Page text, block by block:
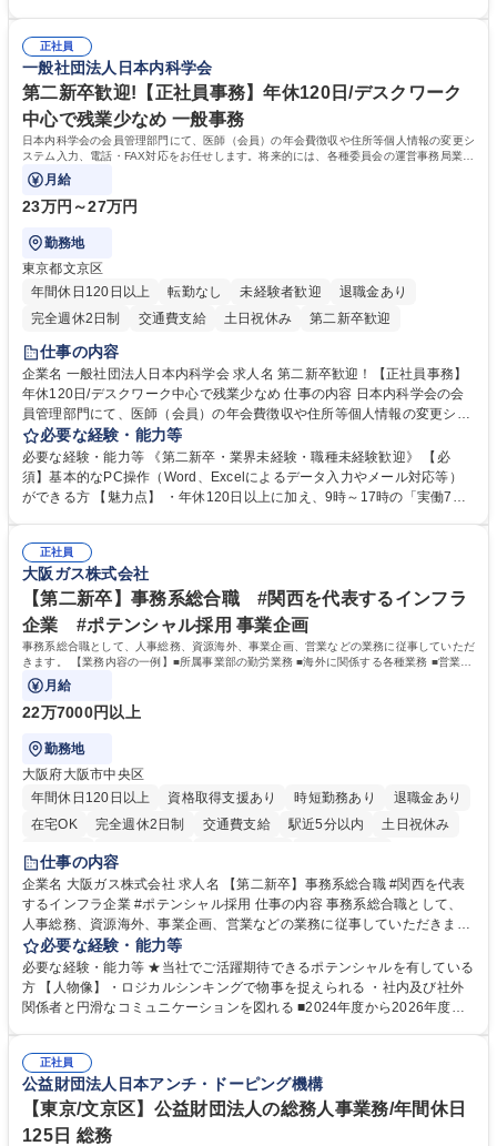
道路施設や道路工事現場の見学ツアー事業 ※入社後は上記いずれかの部門
へ配属。※業務内容変更の範囲：会社の定める業務 募集職種 【都庁グル
ープ】総合職（事務）◇残業月平均9時間未満／有給年平均16日取得
部門など多岐に渡る業務を経験できます。 ■様々なプロジェクト：駐車場
事業の他、新宿駅西口広場内に設置された照明を兼ねた広告「ブライトサ
イン」の管理運営を行うなど、事業収益を生み出す活動を積極的に行って
います。 学歴・資格 学歴：大学院 大学 高専 短大 専修学校 高校 語学力：
資格：
正社員
一般社団法人日本内科学会
第二新卒歓迎!【正社員事務】年休120日/デスクワーク
中心で残業少なめ 一般事務
日本内科学会の会員管理部門にて、医師（会員）の年会費徴収や住所等個人情報の変更シ
ステム入力、電話・FAX対応をお任せします。将来的には、各種委員会の運営事務局業務
などにも幅広く携わっていただきます。
月給
23万円～27万円
勤務地
東京都文京区
年間休日120日以上
転勤なし 未経験者歓迎
退職金あり
完全週休2日制
交通費支給 土日祝休み 第二新卒歓迎
仕事の内容
企業名 一般社団法人日本内科学会 求人名 第二新卒歓迎！【正社員事務】
年休120日/デスクワーク中心で残業少なめ 仕事の内容 日本内科学会の会
員管理部門にて、医師（会員）の年会費徴収や住所等個人情報の変更シス
テム入力、電話・FAX対応をお任せします。将来的には、各種委員会の運
営事務局業務などにも幅広く携わっていただきます。 【会員管理・データ
入力業務】 ・医師（会員）の住所変更、個人情報のシステム登録・更新
・年会費の徴収管理や入金データの照合確認 【問い合わせ対応】 ・会員
年休120日/デスクワーク中心で残業少なめ
必要な経験・能力等
必要な経験・能力等 《第二新卒・業界未経験・職種未経験歓迎》 【必
須】基本的なPC操作（Word、Excelによるデータ入力やメール対応等）
ができる方 【魅力点】 ・年休120日以上に加え、9時～17時の「実働7時
整、資料作成、当日の運営サポート 学歴・資格 学歴：大学院 大学 語学
力： 資格：
正社員
大阪ガス株式会社
【第二新卒】事務系総合職 #関西を代表するインフラ
企業 #ポテンシャル採用 事業企画
事務系総合職として、人事総務、資源海外、事業企画、営業などの業務に従事していただ
きます。 【業務内容の一例】■所属事業部の勤労業務 ■海外に関係する各種業務 ■営業部
門の企画スタッフ、ルート営業
月給
22万7000円以上
勤務地
大阪府大阪市中央区
年間休日120日以上
資格取得支援あり 時短勤務あり
退職金あり
在宅OK
完全週休2日制 交通費支給 駅近5分以内
土日祝休み
服装自由
第二新卒歓迎
仕事の内容
企業名 大阪ガス株式会社 求人名 【第二新卒】事務系総合職 #関西を代表
するインフラ企業 #ポテンシャル採用 仕事の内容 事務系総合職として、
人事総務、資源海外、事業企画、営業などの業務に従事していただきま
す。 【業務内容の一例】■所属事業部の勤労業務 ■海外に関係する各種業
務 ■営業部門の企画スタッフ、ルート営業 【キャリアパス】入社後の配属
ポジションで一定期間ご活躍頂いた後、本人の適性及び将来のキャリアを
鑑みてジョブローテーションを行います。 【育成】OJTでの現場育成や研
表するインフラ企業 #ポテンシャル採用
必要な経験・能力等
必要な経験・能力等 ★当社でご活躍期待できるポテンシャルを有している
方 【人物像】・ロジカルシンキングで物事を捉えられる ・社内及び社外
関係者と円滑なコミュニケーションを図れる ■2024年度から2026年度ま
72.html ■エネルギーセキュリティの不安定化や気候変動による自然災害の
甚大化など、これまで以上に社会課題解決の重要性が高まっています。
「未来の日常」の創造に向けて持続可能な社会の実現に貢献してまいりま
す。 学歴・資格 学歴：大学院 大学 語学力： 資格：
正社員
公益財団法人日本アンチ・ドーピング機構
【東京/文京区】公益財団法人の総務人事業務/年間休日
125日 総務